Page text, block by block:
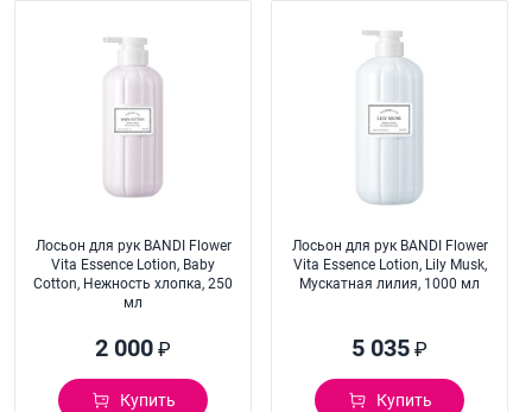
Лосьон для рук BANDI Flower
Vita Essence Lotion, Baby
Cotton, Нежность хлопка, 250
мл
2 000 ₽
Купить
Лосьон для рук BANDI Flower
Vita Essence Lotion, Lily Musk,
Мускатная лилия, 1000 мл
5 035 ₽
Купить